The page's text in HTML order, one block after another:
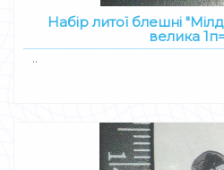
Набір литої блешні
велика
..